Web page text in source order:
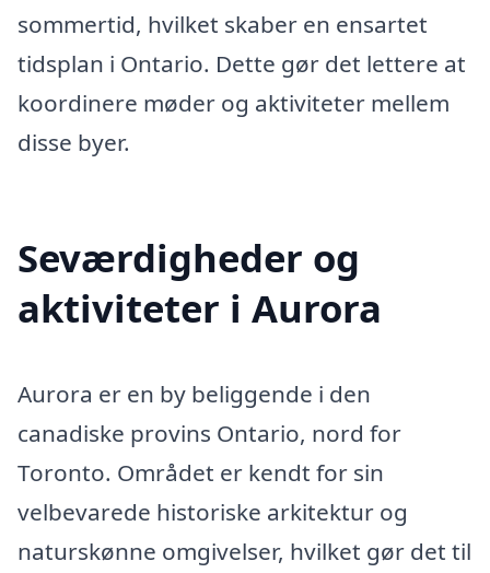
sommertid, hvilket skaber en ensartet
tidsplan i Ontario. Dette gør det lettere at
koordinere møder og aktiviteter mellem
disse byer.
Seværdigheder og
aktiviteter i Aurora
Aurora er en by beliggende i den
canadiske provins Ontario, nord for
Toronto. Området er kendt for sin
velbevarede historiske arkitektur og
naturskønne omgivelser, hvilket gør det til